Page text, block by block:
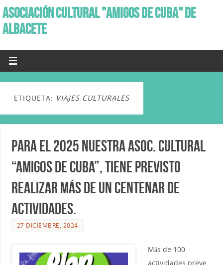
ASOCIACIÓN CULTURAL "AMIGOS DE CUBA" DE
ALBACETE
ETIQUETA: VIAJES CULTURALES
Para el 2025 nuestra Asoc. cultural
“Amigos de Cuba”, tiene previsto
realizar más de un centenar de
actividades.
27 DICIEMBRE, 2024
Más de 100
actividades preve